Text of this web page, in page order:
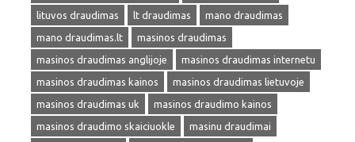
lituvos draudimas
lt draudimas
mano draudimas
mano draudimas.lt
masinos draudimas
masinos draudimas anglijoje
masinos draudimas internetu
masinos draudimas kainos
masinos draudimas lietuvoje
masinos draudimas uk
masinos draudimo kainos
masinos draudimo skaiciuokle
masinu draudimai